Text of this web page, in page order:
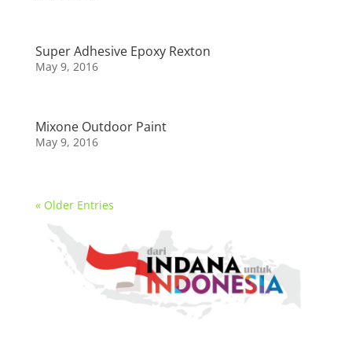
Super Adhesive Epoxy Rexton
May 9, 2016
Mixone Outdoor Paint
May 9, 2016
« Older Entries